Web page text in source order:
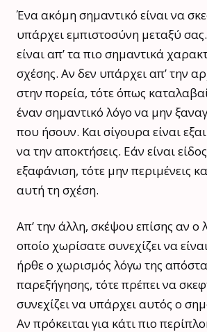
Ένα ακόμη σημαντικό είναι να
υπάρχει εμπιστοσύνη μεταξύ
είναι απ’ τα πιο σημαντικά
σχέσης. Αν δεν υπάρχει απ’ την
στην πορεία, τότε όπως
έναν σημαντικό λόγο να μην
που ήσουν. Και σίγουρα είναι
να την αποκτήσεις. Εάν είναι
εξαφάνιση, τότε μην περιμένεις
αυτή τη σχέση.
Απ’ την άλλη, σκέψου επίσης αν ο
οποίο χωρίσατε συνεχίζει να
ήρθε ο χωρισμός λόγω της
παρεξήγησης, τότε πρέπει να
συνεχίζει να υπάρχει αυτός ο
Αν πρόκειται για κάτι πιο